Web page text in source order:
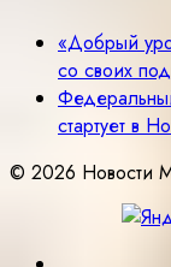
«Добрый
со своих
стартует в
© 2026 Новости